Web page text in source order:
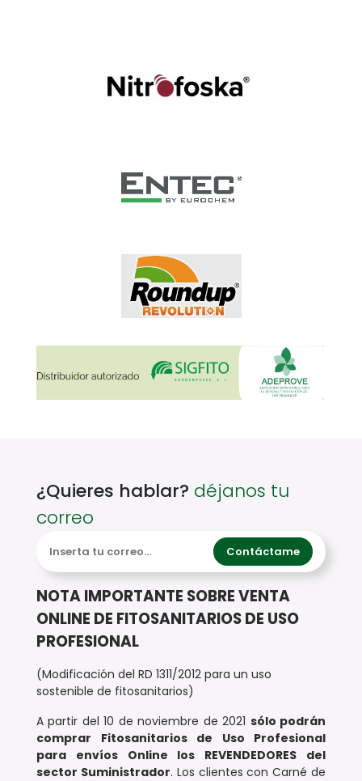
¿Quieres hablar? déjanos tu
correo
Contáctame
NOTA IMPORTANTE SOBRE VENTA
ONLINE DE FITOSANITARIOS DE USO
PROFESIONAL
(Modificación del RD 1311/2012 para un uso
sostenible de fitosanitarios)
A partir del 10 de noviembre de 2021 sólo podrán
comprar Fitosanitarios de Uso Profesional
para envíos Online los REVENDEDORES del
sector Suministrador. Los clientes con Carné de